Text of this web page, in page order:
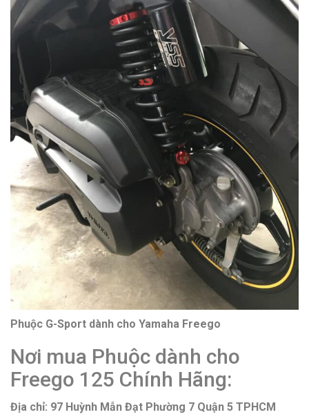
Phuộc G-Sport dành cho Yamaha Freego
Nơi mua Phuộc dành cho
Freego 125 Chính Hãng:
Địa chỉ: 97 Huỳnh Mẫn Đạt Phường 7 Quận 5 TPHCM